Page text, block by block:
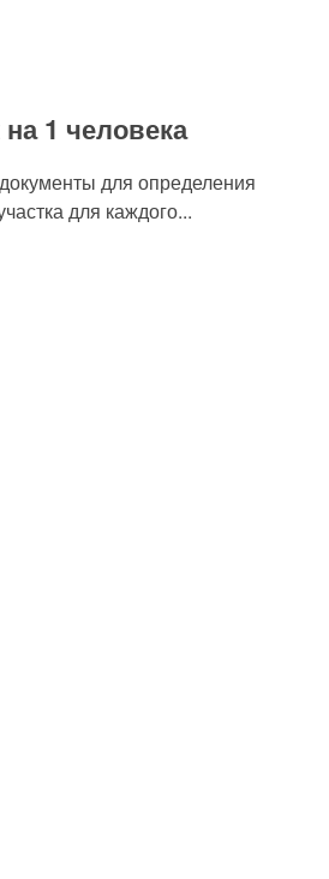
1 человека
для определения
для каждого...